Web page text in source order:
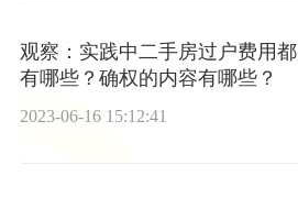
观察：实践中二手房过户费用都
有哪些？确权的内容有哪些？
2023-06-16 15:12:41